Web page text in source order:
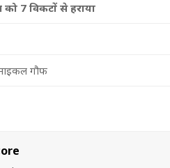
को 7 विकटों से हराया
माइकल गौफ